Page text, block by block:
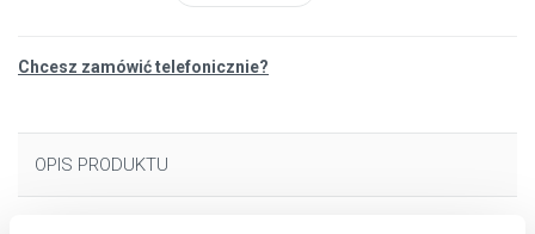
Chcesz zamówić telefonicznie?
OPIS PRODUKTU